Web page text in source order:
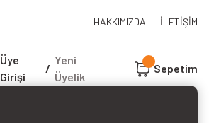
HAKKIMIZDA İLETİŞİM
Üye
Girişi
/
Yeni
Üyelik
Sepetim